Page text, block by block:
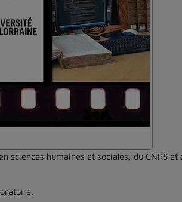
sciences humaines et sociales, du CNRS et